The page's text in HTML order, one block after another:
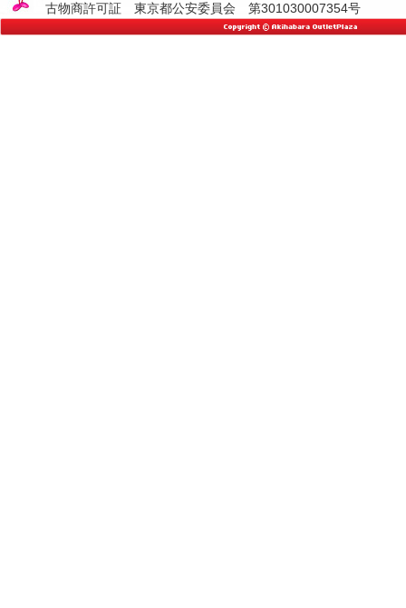
古物商許可証 東京都公安委員会 第301030007354号